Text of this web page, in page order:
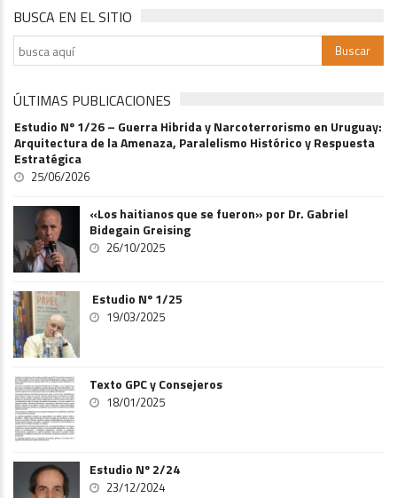
BUSCA EN EL SITIO
ÚLTIMAS PUBLICACIONES
Estudio Nº 1/26 – Guerra Hibrida y Narcoterrorismo en Uruguay:
Arquitectura de la Amenaza, Paralelismo Histórico y Respuesta
Estratégica
25/06/2026
«Los haitianos que se fueron» por Dr. Gabriel
Bidegain Greising
26/10/2025
Estudio Nº 1/25
19/03/2025
Texto GPC y Consejeros
18/01/2025
Estudio Nº 2/24
23/12/2024